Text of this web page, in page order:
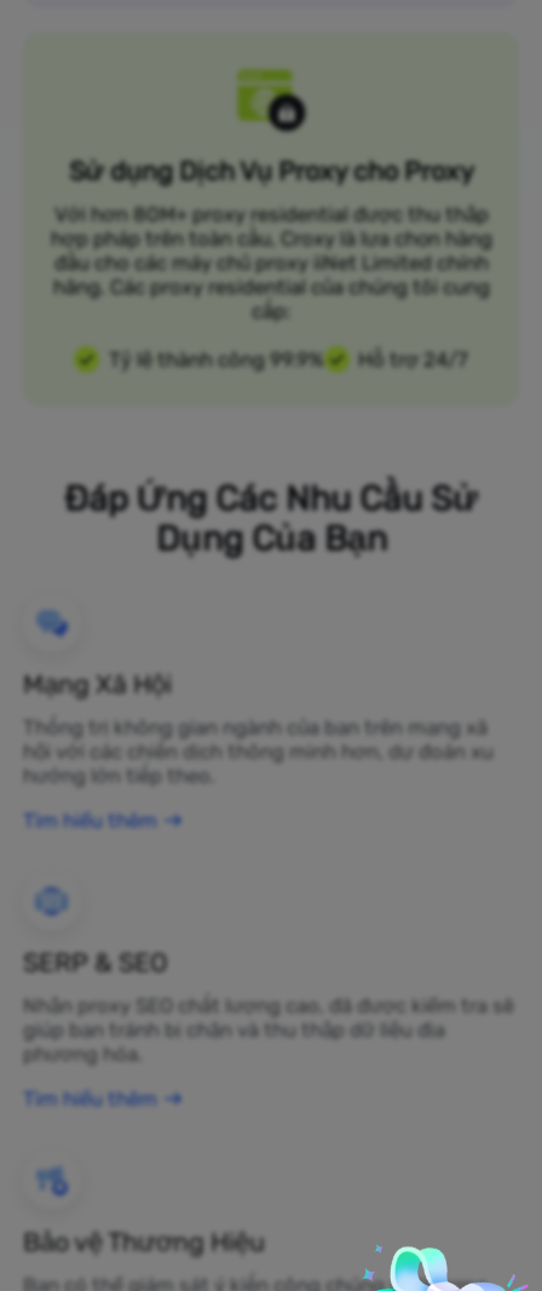
Sử dụng Dịch Vụ Proxy cho Proxy
Với hơn 80M+ proxy residential được thu thập
hợp pháp trên toàn cầu, Croxy là lựa chọn hàng
đầu cho các máy chủ proxy iiNet Limited chính
hãng. Các proxy residential của chúng tôi cung
cấp:
Tỷ lệ thành công 99.9%
Hỗ trợ 24/7
Đáp Ứng Các Nhu Cầu Sử
Dụng Của Bạn
Mạng Xã Hội
Thống trị không gian ngành của bạn trên mạng xã
hội với các chiến dịch thông minh hơn, dự đoán xu
hướng lớn tiếp theo.
Tìm hiểu thêm
SERP & SEO
Nhận proxy SEO chất lượng cao, đã được kiểm tra sẽ
giúp bạn tránh bị chặn và thu thập dữ liệu địa
phương hóa.
Tìm hiểu thêm
Bảo vệ Thương Hiệu
Bạn có thể giám sát ý kiến công chúng về thương